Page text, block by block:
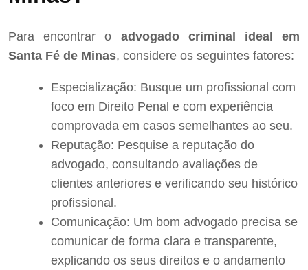
Para encontrar o advogado criminal ideal em
Santa Fé de Minas, considere os seguintes fatores:
Especialização: Busque um profissional com
foco em Direito Penal e com experiência
comprovada em casos semelhantes ao seu.
Reputação: Pesquise a reputação do
advogado, consultando avaliações de
clientes anteriores e verificando seu histórico
profissional.
Comunicação: Um bom advogado precisa se
comunicar de forma clara e transparente,
explicando os seus direitos e o andamento